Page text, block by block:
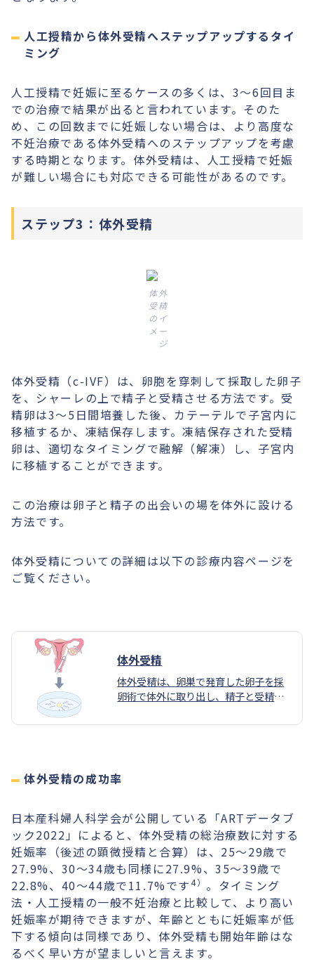
人工授精から体外受精へステップアップするタイ
ミング
人工授精で妊娠に至るケースの多くは、3～6回目ま
での治療で結果が出ると言われています。そのた
め、この回数までに妊娠しない場合は、より高度な
不妊治療である体外受精へのステップアップを考慮
する時期となります。体外受精は、人工授精で妊娠
が難しい場合にも対応できる可能性があるのです。
ステップ3：体外受精
体外
受精
のイ
メー
ジ
体外受精（c-IVF）は、卵胞を穿刺して採取した卵子
を、シャーレの上で精子と受精させる方法です。受
精卵は3～5日間培養した後、カテーテルで子宮内に
移植するか、凍結保存します。凍結保存された受精
卵は、適切なタイミングで融解（解凍）し、子宮内
に移植することができます。
この治療は卵子と精子の出会いの場を体外に設ける
方法です。
体外受精についての詳細は以下の診療内容ページを
ご覧ください。
体外受精
体外受精は、卵巣で発育した卵子を採
卵術で体外に取り出し、精子と受精さ
液に入れ、精子自らの力で受精させる
、ICSI（イクシー）と呼ばれますが、
技術は用いず、ICSIより安価です
体外受精の成功率
日本産科婦人科学会が公開している「ARTデータブ
ック2022」によると、体外受精の総治療数に対する
妊娠率（後述の顕微授精と合算）は、25〜29歳で
27.9%、30〜34歳も同様に27.9%、35〜39歳で
22.8%、40〜44歳で11.7%です4） 。タイミング
法・人工授精の一般不妊治療と比較して、より高い
妊娠率が期待できますが、年齢とともに妊娠率が低
下する傾向は同様であり、体外受精も開始年齢はな
るべく早い方が望ましいと言えます。